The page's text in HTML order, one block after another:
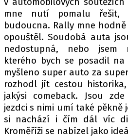
mne nutí pomalu
budoucna. Rally mne
opouštěl. Soudobá auta
nedostupná, nebo jsem
kterého bych se posadil na
myšleno super auto za
rozhodl jít cestou
jakýsi comeback. Jsou
jezdci s nimi umí také pěkně
si nachází i čím dál víc
Kroměříži se nabízel jako